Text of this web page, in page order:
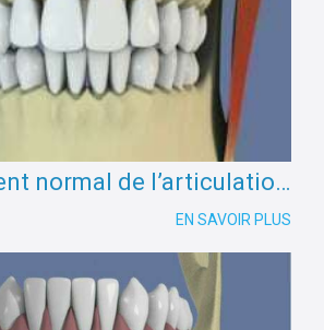
Le mouvement normal de l’articulation temporo-mandibulaire
EN SAVOIR PLUS